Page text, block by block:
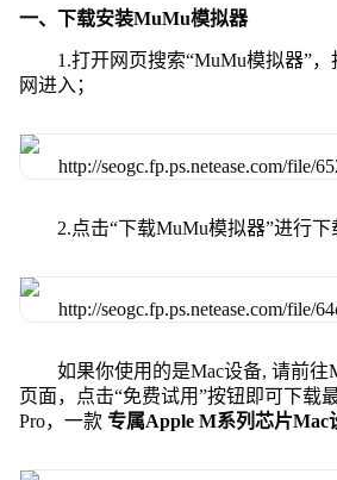
一、下载安装MuMu模拟器
1.打开网页搜索“MuMu模拟器”
网进入；
2.点击“下载MuMu模拟器”进行下
如果你使用的是Mac设备, 请前往
页面，点击“免费试用”按钮即可下载
Pro，一款 专属Apple M系列芯片Mac